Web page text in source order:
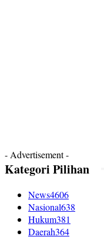
- Advertisement -
Kategori Pilihan
News4606
Nasional638
Hukum381
Daerah364